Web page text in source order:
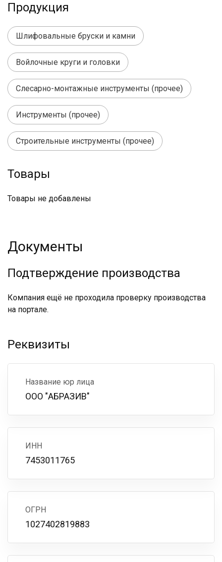
Продукция
Шлифовальные бруски и камни
Войлочные круги и головки
Слесарно-монтажные инструменты (прочее)
Инструменты (прочее)
Строительные инструменты (прочее)
Товары
Товары не добавлены
Документы
Подтверждение производства
Компания ещё не проходила проверку производства
на портале.
Реквизиты
Название юр лица
ООО "АБРАЗИВ"
ИНН
7453011765
ОГРН
1027402819883